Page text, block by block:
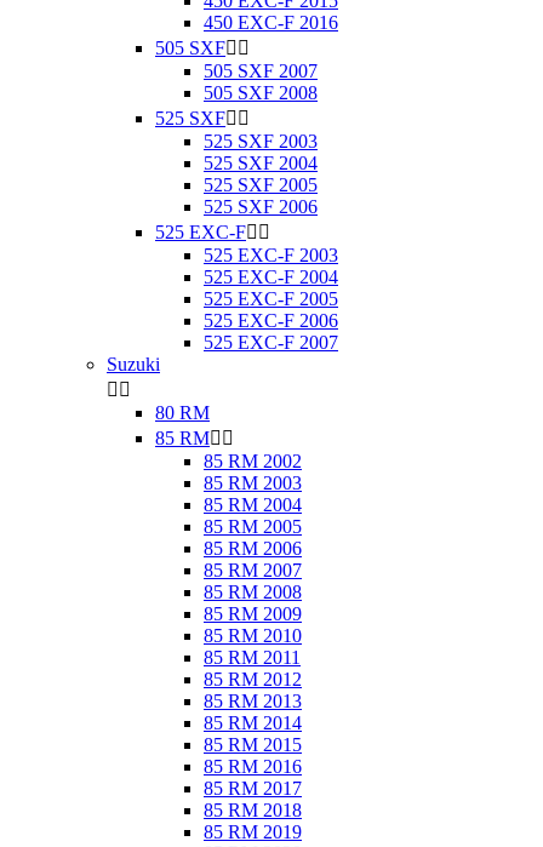
450 EXC-F 2016
505 SXF 
505 SXF 2007
505 SXF 2008
525 SXF 
525 SXF 2003
525 SXF 2004
525 SXF 2005
525 SXF 2006
525 EXC-F 
525 EXC-F 2003
525 EXC-F 2004
525 EXC-F 2005
525 EXC-F 2006
525 EXC-F 2007
Suzuki
 
80 RM
85 RM 
85 RM 2002
85 RM 2003
85 RM 2004
85 RM 2005
85 RM 2006
85 RM 2007
85 RM 2008
85 RM 2009
85 RM 2010
85 RM 2011
85 RM 2012
85 RM 2013
85 RM 2014
85 RM 2015
85 RM 2016
85 RM 2017
85 RM 2018
85 RM 2019